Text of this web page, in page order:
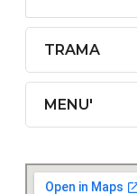
TRAMA
MENU'